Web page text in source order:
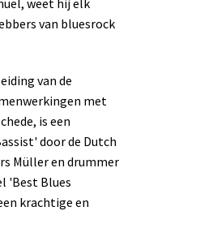
van bluesrock
van de
met
is een
door de Dutch
Müller en drummer
'Best Blues
krachtige en